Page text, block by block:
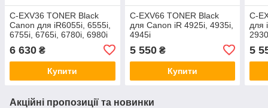
C-EXV36 TONER Black
Canon для iR6055i, 6555i,
6755i, 6765i, 6780i, 6980i
6 630 ₴
Купити
C-EXV66 TONER Black
для Canon iR 4925i, 4935i,
4945i
5 550₴
Купити
C-
для
5
Акційні пропозиції та новинки